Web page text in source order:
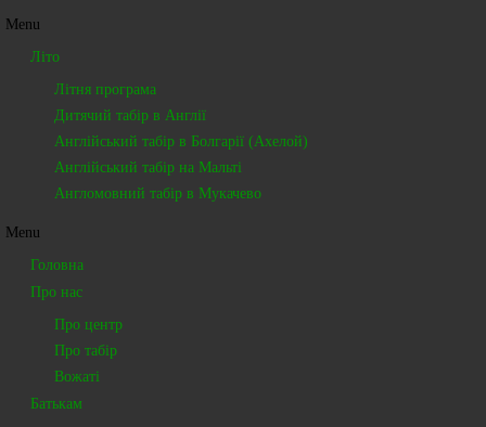
Menu
Літо
Літня програма
Дитячий табір в Англії
Англійський табір в Болгарії (Ахелой)
Англійський табір на Мальті
Англомовний табір в Мукачево
Menu
Головна
Про нас
Про центр
Про табір
Вожаті
Батькам